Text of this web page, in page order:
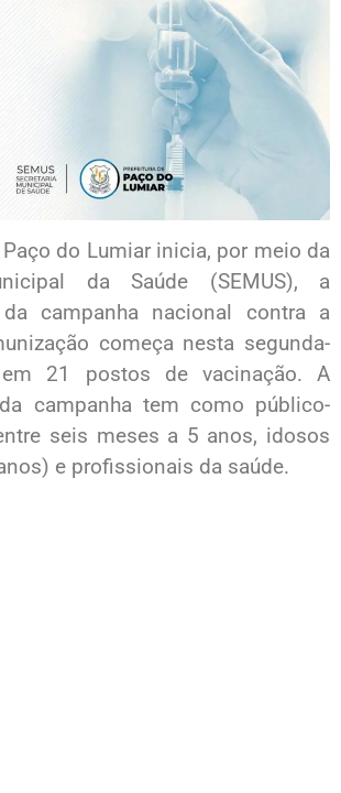
do Lumiar inicia, por meio da
da Saúde (SEMUS), a
campanha nacional contra a
começa nesta segunda-
21 postos de vacinação. A
campanha tem como público-
seis meses a 5 anos, idosos
e profissionais da saúde.